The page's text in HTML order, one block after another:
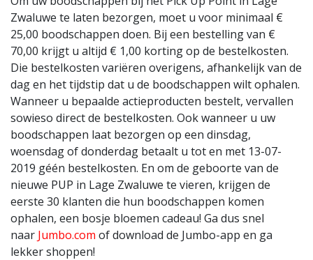
Zwaluwe te laten bezorgen, moet u voor minimaal €
25,00 boodschappen doen. Bij een bestelling van €
70,00 krijgt u altijd € 1,00 korting op de bestelkosten.
Die bestelkosten variëren overigens, afhankelijk van de
dag en het tijdstip dat u de boodschappen wilt ophalen.
Wanneer u bepaalde actieproducten bestelt, vervallen
sowieso direct de bestelkosten. Ook wanneer u uw
boodschappen laat bezorgen op een dinsdag,
woensdag of donderdag betaalt u tot en met 13-07-
2019 géén bestelkosten. En om de geboorte van de
nieuwe PUP in Lage Zwaluwe te vieren, krijgen de
eerste 30 klanten die hun boodschappen komen
ophalen, een bosje bloemen cadeau! Ga dus snel
naar Jumbo.com of download de Jumbo-app en ga
lekker shoppen!